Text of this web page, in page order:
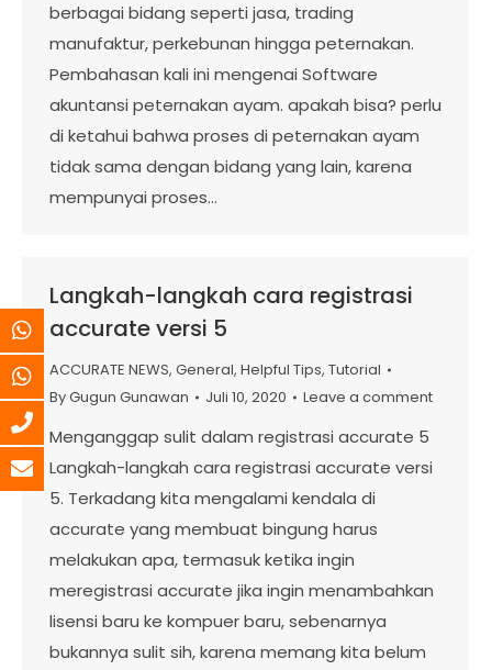
berbagai bidang seperti jasa, trading
manufaktur, perkebunan hingga peternakan.
Pembahasan kali ini mengenai Software
akuntansi peternakan ayam. apakah bisa? perlu
di ketahui bahwa proses di peternakan ayam
tidak sama dengan bidang yang lain, karena
mempunyai proses…
Langkah-langkah cara registrasi
accurate versi 5
ACCURATE NEWS, General, Helpful Tips, Tutorial
ByGugun Gunawan Juli 10, 2020 Leave a comment
Menganggap sulit dalam registrasi accurate 5
Langkah-langkah cara registrasi accurate versi
5. Terkadang kita mengalami kendala di
accurate yang membuat bingung harus
melakukan apa, termasuk ketika ingin
meregistrasi accurate jika ingin menambahkan
lisensi baru ke kompuer baru, sebenarnya
bukannya sulit sih, karena memang kita belum